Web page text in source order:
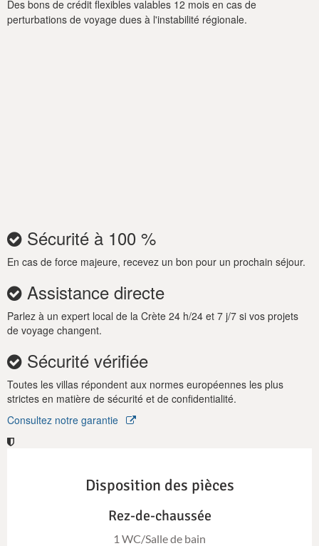
Nefeli Villa est également un bon rapport qualité / prix pour
l'emplacement donné; il dispose d'une piscine privée, entourée
Des bons de crédit flexibles valables 12 mois en cas de
perturbations de voyage dues à l'instabilité régionale.
Sécurité à 100 %
En cas de force majeure, recevez un bon pour un prochain séjour.
Assistance directe
Parlez à un expert local de la Crète 24 h/24 et 7 j/7 si vos projets
de voyage changent.
Sécurité vérifiée
Toutes les villas répondent aux normes européennes les plus
strictes en matière de sécurité et de confidentialité.
Consultez notre garantie
Disposition des pièces
Rez-de-chaussée
1 WC/Salle de bain